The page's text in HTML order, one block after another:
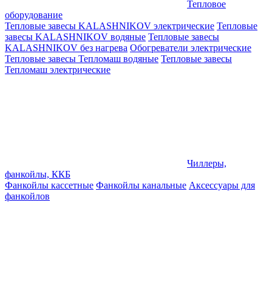
Тепловое
оборудование
Тепловые завесы KALASHNIKOV электрические Тепловые
завесы KALASHNIKOV водяные Тепловые завесы
KALASHNIKOV без нагрева Обогреватели электрические
Тепловые завесы Тепломаш водяные Тепловые завесы
Тепломаш электрические
Чиллеры,
фанкойлы, ККБ
Фанкойлы кассетные Фанкойлы канальные Аксессуары для
фанкойлов